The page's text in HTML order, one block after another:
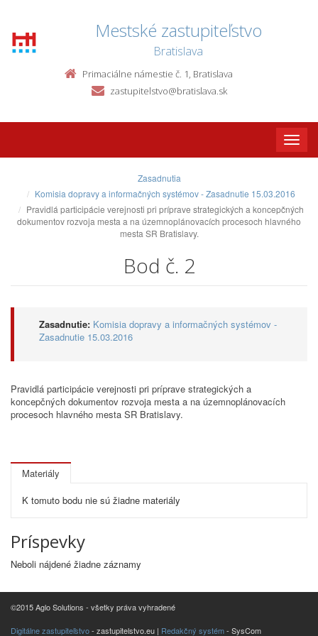
Mestské zastupiteľstvo
Bratislava
Primaciálne námestie č. 1, Bratislava
zastupitelstvo@bratislava.sk
Toggle
Zasadnutia
Komisia dopravy a informačných systémov - Zasadnutie 15.03.2016
Pravidlá participácie verejnosti pri príprave strategických a koncepčných
dokumentov rozvoja mesta a na územnoplánovacích procesoch hlavného
mesta SR Bratislavy.
Bod č. 2
Zasadnutie: Komisia dopravy a informačných systémov -
Zasadnutie 15.03.2016
Pravidlá participácie verejnosti pri príprave strategických a
koncepčných dokumentov rozvoja mesta a na územnoplánovacích
procesoch hlavného mesta SR Bratislavy.
Materiály
K tomuto bodu nie sú žiadne materiály
Príspevky
Neboli nájdené žiadne záznamy
©2015 Aglo Solutions - všetky práva vyhradené
Digitálne zastupiteľstvo- zastupitelstvo.eu | Redakčný systém- SysCom